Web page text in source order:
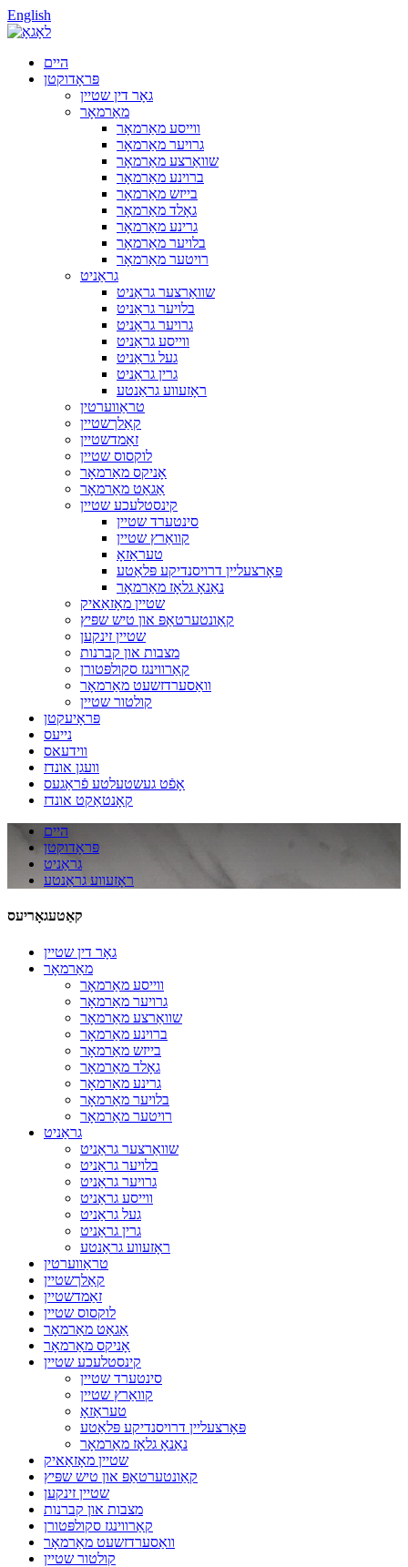
English
היים
פּראָדוקטן
גאָר דין שטיין
מאַרמאָר
ווייסע מאַרמאָר
גרויער מאַרמאָר
שוואַרצע מאַרמאָר
ברוינע מאַרמאָר
בייזש מאַרמאָר
גאָלד מאַרמאָר
גרינע מאַרמאָר
בלויער מאַרמאָר
רויטער מאַרמאָר
גראַניט
שוואַרצער גראַניט
בלויער גראַניט
גרויער גראַניט
ווייסע גראַניט
געל גראַניט
גרין גראַניט
ראָזעווע גראַנטע
טראַווערטין
קאַלךשטיין
זאַמדשטיין
לוקסוס שטיין
אָניקס מאַרמאָר
אַגאַט מאַרמאָר
קינסטלעכע שטיין
סינטערד שטיין
קוואַרץ שטיין
טעראַזאָ
פּאָרצעליין דרויסנדיקע פּלאַטע
נאַנאָ גלאָז מאַרמאָר
שטיין מאָזאַאיק
קאַונטערטאַפּ און טיש שפּיץ
שטיין זינקען
מצבות און קברנות
קאַרווינגז סקולפּטורן
וואַסערדזשעט מאַרמאָר
קולטור שטיין
פּראָיעקטן
נייעס
ווידעאס
וועגן אונדז
אָפֿט געשטעלטע פֿראַגעס
קאָנטאַקט אונדז
היים
פּראָדוקטן
גראַניט
ראָזעווע גראַנטע
קאַטעגאָריעס
גאָר דין שטיין
מאַרמאָר
ווייסע מאַרמאָר
גרויער מאַרמאָר
שוואַרצע מאַרמאָר
ברוינע מאַרמאָר
בייזש מאַרמאָר
גאָלד מאַרמאָר
גרינע מאַרמאָר
בלויער מאַרמאָר
רויטער מאַרמאָר
גראַניט
שוואַרצער גראַניט
בלויער גראַניט
גרויער גראַניט
ווייסע גראַניט
געל גראַניט
גרין גראַניט
ראָזעווע גראַנטע
טראַווערטין
קאַלךשטיין
זאַמדשטיין
לוקסוס שטיין
אַגאַט מאַרמאָר
אָניקס מאַרמאָר
קינסטלעכע שטיין
סינטערד שטיין
קוואַרץ שטיין
טעראַזאָ
פּאָרצעליין דרויסנדיקע פּלאַטע
נאַנאָ גלאָז מאַרמאָר
שטיין מאָזאַאיק
קאַונטערטאַפּ און טיש שפּיץ
שטיין זינקען
מצבות און קברנות
קאַרווינגז סקולפּטורן
וואַסערדזשעט מאַרמאָר
קולטור שטיין